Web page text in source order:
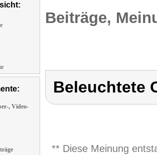
, Video-
Beiträge,
Beleuchtete
** Diese Meinung